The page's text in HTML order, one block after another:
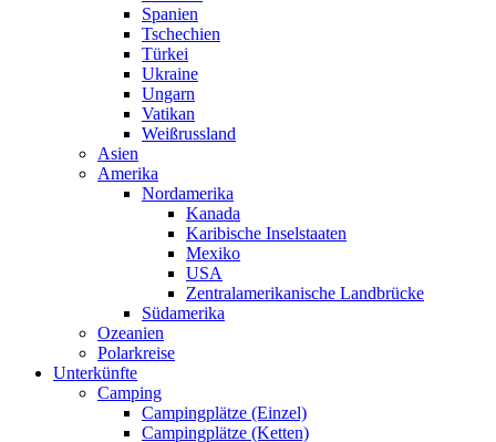
Spanien
Tschechien
Türkei
Ukraine
Ungarn
Vatikan
Weißrussland
Asien
Amerika
Nordamerika
Kanada
Karibische Inselstaaten
Mexiko
USA
Zentralamerikanische Landbrücke
Südamerika
Ozeanien
Polarkreise
Unterkünfte
Camping
Campingplätze (Einzel)
Campingplätze (Ketten)